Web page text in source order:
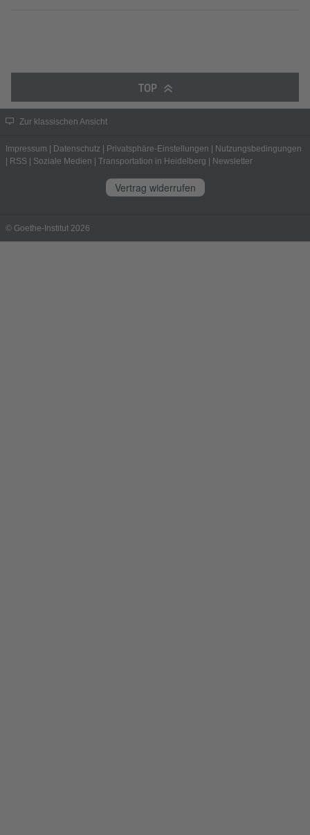
TOP
Zur klassischen Ansicht
Impressum Datenschutz Privatsphäre-Einstellungen
Nutzungsbedingungen
RSS Soziale Medien Transportation in Heidelberg Newsletter
Vertrag widerrufen
© Goethe-Institut 2026